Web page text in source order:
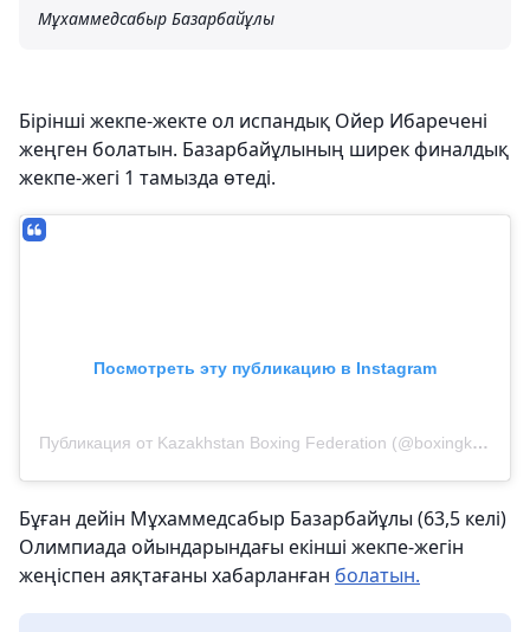
Мұхаммедсабыр Базарбайұлы
Бірінші жекпе-жекте ол испандық Ойер Ибаречені
жеңген болатын. Базарбайұлының ширек финалдық
жекпе-жегі 1 тамызда өтеді.
Посмотреть эту публикацию в Instagram
Публикация от Kazakhstan Boxing Federation (@boxingkazakhstan)
Бұған дейін Мұхаммедсабыр Базарбайұлы (63,5 келі)
Олимпиада ойындарындағы екінші жекпе-жегін
жеңіспен аяқтағаны хабарланған болатын.